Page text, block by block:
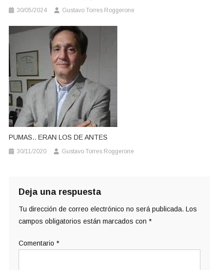
30/05/2024 Gustavo Torres Roggerone
PUMAS.. ERAN LOS DE ANTES
30/11/2020 Gustavo Torres Roggerone
Deja una respuesta
Tu dirección de correo electrónico no será publicada. Los
campos obligatorios están marcados con *
Comentario *